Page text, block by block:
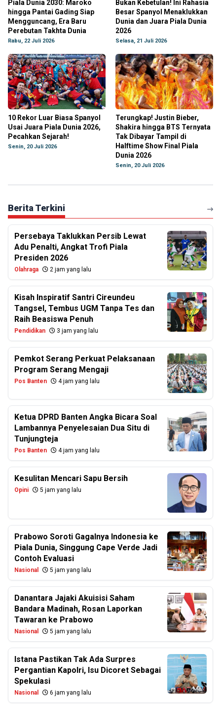
Piala Dunia 2030: Maroko
hingga Pantai Gading Siap
Mengguncang, Era Baru
Perebutan Takhta Dunia
Rabu, 22 Juli 2026
Bukan Kebetulan! Ini Rahasia
Besar Spanyol Menaklukkan
Dunia dan Juara Piala Dunia
2026
Selasa, 21 Juli 2026
10 Rekor Luar Biasa Spanyol
Usai Juara Piala Dunia 2026,
Pecahkan Sejarah!
Senin, 20 Juli 2026
Terungkap! Justin Bieber,
Shakira hingga BTS Ternyata
Tak Dibayar Tampil di
Halftime Show Final Piala
Dunia 2026
Senin, 20 Juli 2026
Berita Terkini
Persebaya Taklukkan Persib Lewat
Adu Penalti, Angkat Trofi Piala
Presiden 2026
Olahraga 2 jam yang lalu
Kisah Inspiratif Santri Cireundeu
Tangsel, Tembus UGM Tanpa Tes dan
Raih Beasiswa Penuh
Pendidikan 3 jam yang lalu
Pemkot Serang Perkuat Pelaksanaan
Program Serang Mengaji
Pos Banten 4 jam yang lalu
Ketua DPRD Banten Angka Bicara Soal
Lambannya Penyelesaian Dua Situ di
Tunjungteja
Pos Banten 4 jam yang lalu
Kesulitan Mencari Sapu Bersih
Opini 5 jam yang lalu
Prabowo Soroti Gagalnya Indonesia ke
Piala Dunia, Singgung Cape Verde Jadi
Contoh Evaluasi
Nasional 5 jam yang lalu
Danantara Jajaki Akuisisi Saham
Bandara Madinah, Rosan Laporkan
Tawaran ke Prabowo
Nasional 5 jam yang lalu
Istana Pastikan Tak Ada Surpres
Pergantian Kapolri, Isu Dicoret Sebagai
Spekulasi
Nasional 6 jam yang lalu